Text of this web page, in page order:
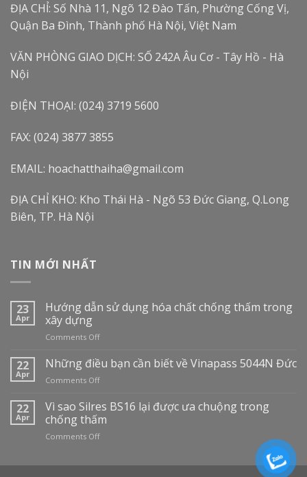
ĐỊA CHỈ: Số Nhà 11, Ngõ 12 Đào Tấn, Phường Cống Vị,
Quận Ba Đình, Thành phố Hà Nội, Việt Nam
VĂN PHÒNG GIAO DỊCH: SỐ 242A Âu Cơ - Tây Hồ - Hà
Nội
ĐIỆN THOẠI: (024) 3719 5600
FAX: (024) 3877 3855
EMAIL: hoachatthaiha@gmail.com
ĐỊA CHỈ KHO: Kho Thái Hà - Ngõ 53 Đức Giang, Q.Long
Biên, TP. Hà Nội
TIN MỚI NHẤT
23
Apr
Hướng dẫn sử dụng hóa chất chống thấm trong
xây dựng
Comments Offon
dẫn
sử
chất
chống
dựng
22
Apr
Những điều bạn cần biết về Vinapass 5044N Đức
Comments Offon
điều
bạn
cần
biết
22
Apr
Vì sao Silres BS16 lại được ưa chuộng trong
chống thấm
Comments Offon